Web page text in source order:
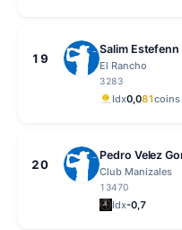
19
Salim Estefenn
El Rancho
3283
Idx0,081coins
20
Pedro Velez
Club Manizales
13470
Idx-0,7